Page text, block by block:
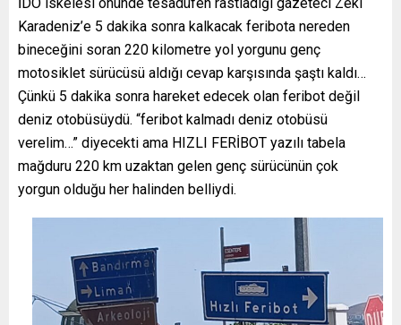
İDO iskelesi önünde tesadüfen rastladığı gazeteci Zeki
Karadeniz’e 5 dakika sonra kalkacak feribota nereden
bineceğini soran 220 kilometre yol yorgunu genç
motosiklet sürücüsü aldığı cevap karşısında şaştı kaldı…
Çünkü 5 dakika sonra hareket edecek olan feribot değil
deniz otobüsüydü. “feribot kalmadı deniz otobüsü
verelim…” diyecekti ama HIZLI FERİBOT yazılı tabela
mağduru 220 km uzaktan gelen genç sürücünün çok
yorgun olduğu her halinden belliydi.